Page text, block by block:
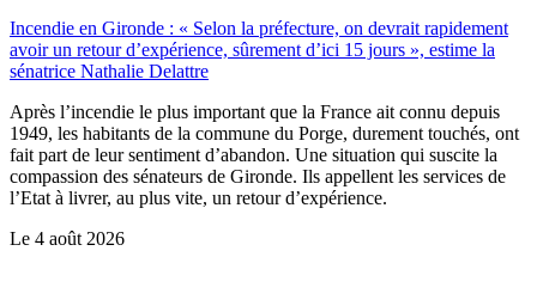
Incendie en Gironde : « Selon la préfecture, on devrait rapidement
avoir un retour d’expérience, sûrement d’ici 15 jours », estime la
sénatrice Nathalie Delattre
Après l’incendie le plus important que la France ait connu depuis
1949, les habitants de la commune du Porge, durement touchés, ont
fait part de leur sentiment d’abandon. Une situation qui suscite la
compassion des sénateurs de Gironde. Ils appellent les services de
l’Etat à livrer, au plus vite, un retour d’expérience.
Le 4 août 2026